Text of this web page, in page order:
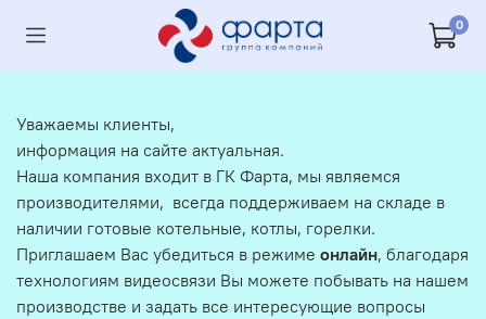
0
Уважаемы клиенты,
информация на сайте актуальная.
Наша компания входит в ГК Фарта, мы являемся
производителями, всегда поддерживаем на складе в
наличии готовые котельные, котлы, горелки.
Приглашаем Вас убедиться в режиме онлайн, благодаря
технологиям видеосвязи Вы можете побывать на нашем
производстве и задать все интересующие вопросы